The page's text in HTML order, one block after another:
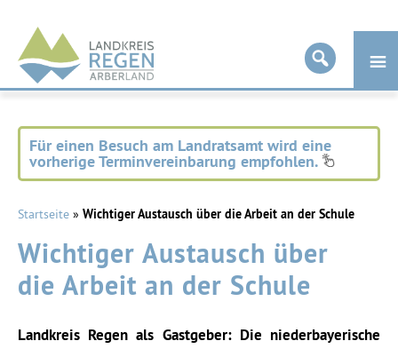
Landkreis
Regen
Für einen Besuch am Landratsamt wird eine
vorherige Terminvereinbarung empfohlen.
Startseite » Wichtiger Austausch über die Arbeit an der Schule
Wichtiger Austausch über
die Arbeit an der Schule
Landkreis Regen als Gastgeber: Die niederbayerische